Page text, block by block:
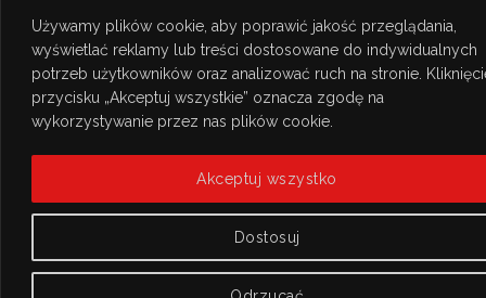
Używamy plików cookie, aby poprawić jakość przeglądania,
wyświetlać reklamy lub treści dostosowane do indywidualnych
potrzeb użytkowników oraz analizować ruch na stronie.
przycisku „Akceptuj wszystkie” oznacza zgodę na
wykorzystywanie przez nas plików cookie.
Dostosuj
Akceptuj wszystko